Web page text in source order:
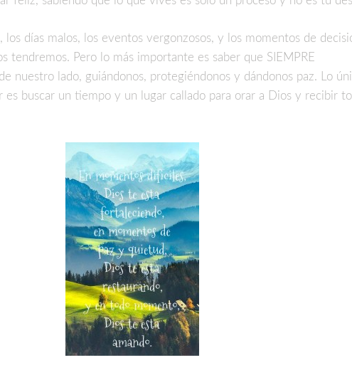
los días malos, los eventos vergonzosos, y los momentos de
tendremos. Pero lo más importante es saber que SIEMPRE
nuestro lado, guiándonos, protegiéndonos y dándonos paz. Lo
es buscar un tiempo y un lugar callado para orar a Dios y recibir